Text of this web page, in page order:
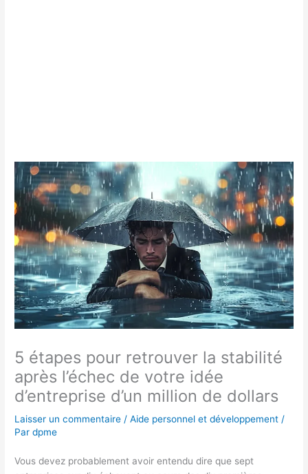
5 étapes pour retrouver la stabilité
après l’échec de votre idée
d’entreprise d’un million de dollars
Laisser un commentaire /Aide personnel et développement /
Pardpme
Vous devez probablement avoir entendu dire que sept